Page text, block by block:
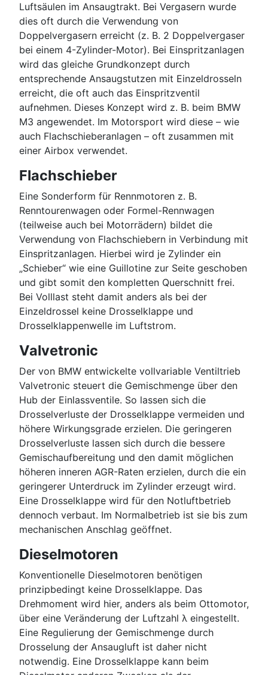
Luftsäulen im Ansaugtrakt. Bei Vergasern wurde
dies oft durch die Verwendung von
Doppelvergasern erreicht (z. B. 2 Doppelvergaser
bei einem 4-Zylinder-Motor). Bei Einspritzanlagen
wird das gleiche Grundkonzept durch
entsprechende Ansaugstutzen mit Einzeldrosseln
erreicht, die oft auch das Einspritzventil
aufnehmen. Dieses Konzept wird z. B. beim BMW
M3 angewendet. Im Motorsport wird diese – wie
auch Flachschieberanlagen – oft zusammen mit
einer Airbox verwendet.
Flachschieber
Eine Sonderform für Rennmotoren z. B.
Renntourenwagen oder Formel-Rennwagen
(teilweise auch bei Motorrädern) bildet die
Verwendung von Flachschiebern in Verbindung mit
Einspritzanlagen. Hierbei wird je Zylinder ein
„Schieber“ wie eine Guillotine zur Seite geschoben
und gibt somit den kompletten Querschnitt frei.
Bei Volllast steht damit anders als bei der
Einzeldrossel keine Drosselklappe und
Drosselklappenwelle im Luftstrom.
Valvetronic
Der von BMW entwickelte vollvariable Ventiltrieb
Valvetronic steuert die Gemischmenge über den
Hub der Einlassventile. So lassen sich die
Drosselverluste der Drosselklappe vermeiden und
höhere Wirkungsgrade erzielen. Die geringeren
Drosselverluste lassen sich durch die bessere
Gemischaufbereitung und den damit möglichen
höheren inneren AGR-Raten erzielen, durch die ein
geringerer Unterdruck im Zylinder erzeugt wird.
Eine Drosselklappe wird für den Notluftbetrieb
dennoch verbaut. Im Normalbetrieb ist sie bis zum
mechanischen Anschlag geöffnet.
Dieselmotoren
Konventionelle Dieselmotoren benötigen
prinzipbedingt keine Drosselklappe. Das
Drehmoment wird hier, anders als beim Ottomotor,
über eine Veränderung der Luftzahl λ eingestellt.
Eine Regulierung der Gemischmenge durch
Drosselung der Ansaugluft ist daher nicht
notwendig. Eine Drosselklappe kann beim